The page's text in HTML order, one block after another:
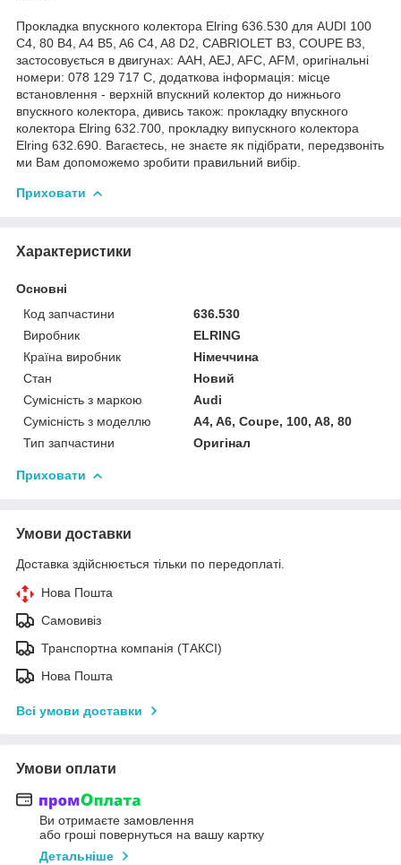
Прокладка впускного колектора Elring 636.530 для AUDI 100
C4, 80 B4, A4 B5, A6 C4, A8 D2, CABRIOLET B3, COUPE B3,
застосовується в двигунах: AAH, AEJ, AFC, AFM, оригінальні
номери: 078 129 717 C, додаткова інформація: місце
встановлення - верхній впускний колектор до нижнього
впускного колектора, дивись також: прокладку впускного
колектора Elring 632.700, прокладку випускного колектора
Elring 632.690. Вагаєтесь, не знаєте як підібрати, передзвоніть
ми Вам допоможемо зробити правильний вибір.
Приховати
Характеристики
Основні
Код запчастини
636.530
Виробник
ELRING
Країна виробник
Німеччина
Стан
Новий
Сумісність з маркою
Audi
Сумісність з моделлю
A4, A6, Coupe, 100, A8, 80
Тип запчастини
Оригінал
Приховати
Умови доставки
Доставка здійснюється тільки по передоплаті.
Нова Пошта
Самовивіз
Транспортна компанія (ТАКСІ)
Нова Пошта
Всі умови доставки
Умови оплати
Ви отримаєте замовлення
або гроші повернуться на вашу картку
Детальніше